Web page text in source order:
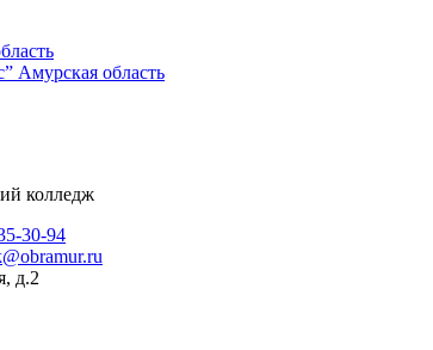
Амурская область
колледж
30-94
д.2